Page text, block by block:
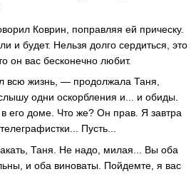
Коврин, поправляя ей прическу.
и будет. Нельзя долго сердиться, это
он вас бесконечно любит.
всю жизнь, — продолжала Таня,
одни оскорбления и... и обиды.
его доме. Что же? Он прав. Я завтра
Пусть...
Таня. Не надо, милая... Вы оба
и оба виноваты. Пойдемте, я вас